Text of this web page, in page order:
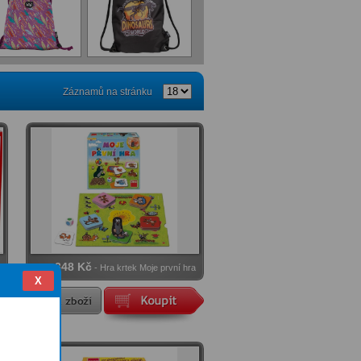
Záznamů na stránku
Cena348 Kč - Hra krtek Moje první hra
X